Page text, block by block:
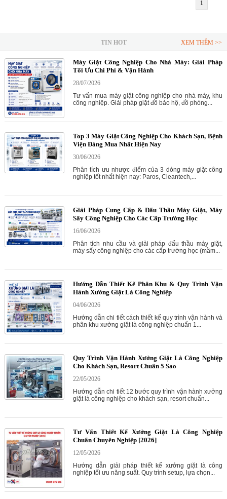
1
TIN HOT XEM THÊM >>
Máy Giặt Công Nghiệp Cho Nhà Máy: Giải Pháp
Tối Ưu Chi Phí & Vận Hành
28/07/2026
Tư vấn mua máy giặt công nghiệp cho nhà máy, khu
công nghiệp. Giải pháp giặt đồ bảo hộ, đồ phòng...
Top 3 Máy Giặt Công Nghiệp Cho Khách Sạn, Bệnh
Viện Đáng Mua Nhất Hiện Nay
30/06/2026
Phân tích ưu nhược điểm của 3 dòng máy giặt công
nghiệp tốt nhất hiện nay: Paros, Cleantech,...
Giải Pháp Cung Cấp & Đấu Thầu Máy Giặt, Máy
Sấy Công Nghiệp Cho Các Cấp Trường Học
16/06/2026
Phân tích nhu cầu và giải pháp đấu thầu máy giặt,
máy sấy công nghiệp cho các cấp trường học (mầm...
Hướng Dẫn Thiết Kế Phân Khu & Quy Trình Vận
Hành Xưởng Giặt Là Công Nghiệp
04/06/2026
Hướng dẫn chi tiết cách thiết kế quy trình vận hành và
phân khu xưởng giặt là công nghiệp chuẩn 1...
Quy Trình Vận Hành Xưởng Giặt Là Công Nghiệp
Cho Khách Sạn, Resort Chuẩn 5 Sao
22/05/2026
Hướng dẫn chi tiết 12 bước quy trình vận hành xưởng
giặt là công nghiệp cho khách sạn, resort chuẩn...
Tư Vấn Thiết Kế Xưởng Giặt Là Công Nghiệp
Chuẩn Chuyên Nghiệp [2026]
12/05/2026
Hướng dẫn giải pháp thiết kế xưởng giặt là công
nghiệp tối ưu năng suất. Quy trình setup, lựa chọn...